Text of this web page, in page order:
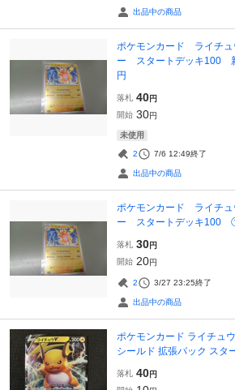
出品中の商品
ポケモンカード ライチ
ー スタートデッキ100
円
落札 40円
開始 30円
未使用
2 7/6 12:49終了
出品中の商品
ポケモンカード ライチ
ー スタートデッキ100
落札 30円
開始 20円
2 3/27 23:25終了
出品中の商品
ポケモンカード ライチュ
シールド 拡張パック スタ
落札 40円